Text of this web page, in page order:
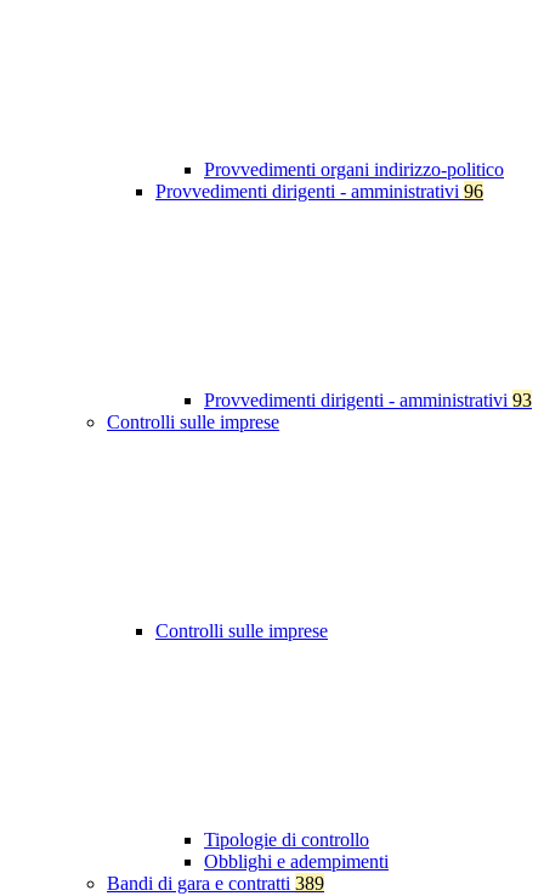
Provvedimenti organi indirizzo-politico
Provvedimenti dirigenti - amministrativi 96
Provvedimenti dirigenti - amministrativi 93
Controlli sulle imprese
Controlli sulle imprese
Tipologie di controllo
Obblighi e adempimenti
Bandi di gara e contratti 389